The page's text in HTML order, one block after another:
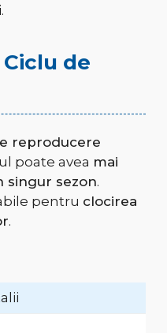
de
reproducere
poate avea mai
sezon.
pentru clocirea
.